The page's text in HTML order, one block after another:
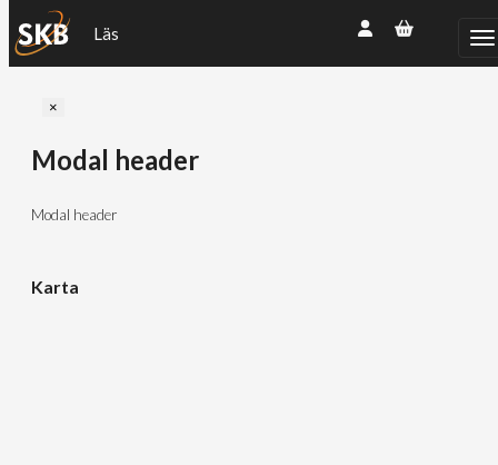
×
Modal header
Modal header
Karta
Läs